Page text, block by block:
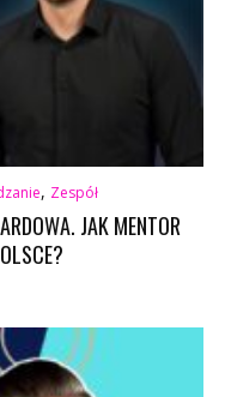
, Zespół
JAK MENTOR